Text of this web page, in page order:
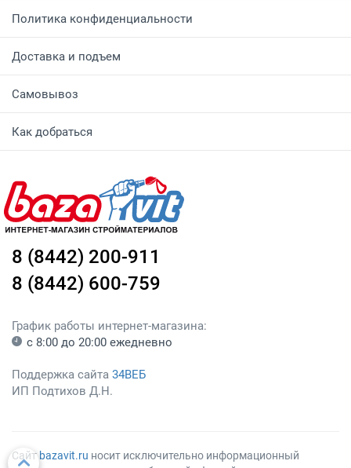
Политика конфиденциальности
Доставка и подъем
Самовывоз
Как добраться
8 (8442) 200-911
8 (8442) 600-759
График работы интернет-магазина:
с 8:00 до 20:00 ежедневно
Поддержка сайта 34ВЕБ
ИП Подтихов Д.Н.
Сайт bazavit.ru носит исключительно информационный